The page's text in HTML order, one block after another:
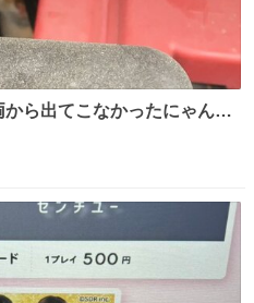
ら出てこなかったにゃんこ
を引っ掻かれ、ぱんぱんに
になりながらも何とか救出